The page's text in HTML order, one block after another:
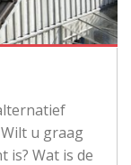
u graag
is? Wat is de